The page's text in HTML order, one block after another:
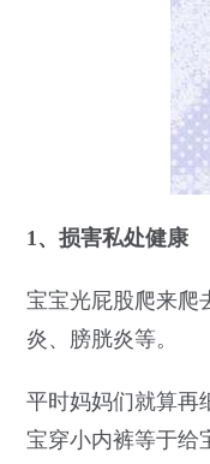
1、损害私处健康
宝宝光屁股爬来爬
炎、膀胱炎等。
平时妈妈们就算再
宝穿小内裤等于给